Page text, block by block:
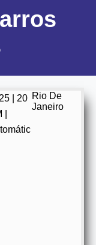
| 20 Rio De
Janeiro